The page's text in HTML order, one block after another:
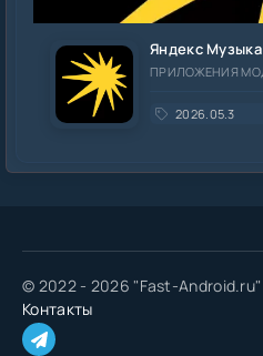
Яндекс Музыка
ПРИЛОЖЕНИЯ
2026.05.3
© 2022 - 2026 "Fast-
Контакты